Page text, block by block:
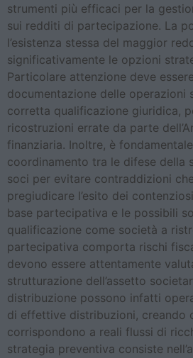
strumenti più efficaci per la
sui redditi di partecipazione. La
l’esistenza stessa del maggior
significativamente le opzioni
Particolare attenzione deve
documentazione delle operazioni
corretta qualificazione giuridica,
ricostruzioni errate da parte
finanziaria. Inoltre, è
coordinamento tra le difese della
soci per evitare contraddizioni
pregiudicare l’esito dei
base partecipativa e le possibili
qualificazione come società a
partecipativa comporta rischi
devono essere attentamente
strutturazione dell’assetto
distribuzione possono infatti
di effettive distribuzioni, creando
corrispondono a reali flussi di
strategia preventiva consiste